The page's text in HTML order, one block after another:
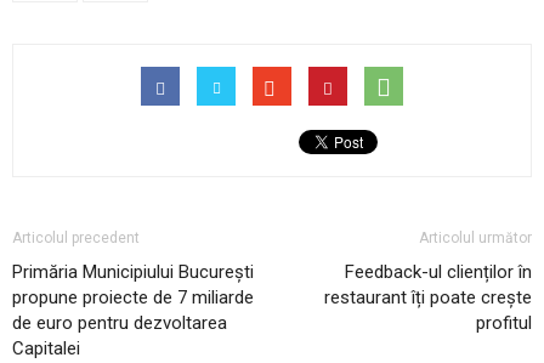
Articolul precedent
Primăria Municipiului București
propune proiecte de 7 miliarde
de euro pentru dezvoltarea
Capitalei
Articolul următor
Feedback-ul clienților în
restaurant îți poate crește
profitul